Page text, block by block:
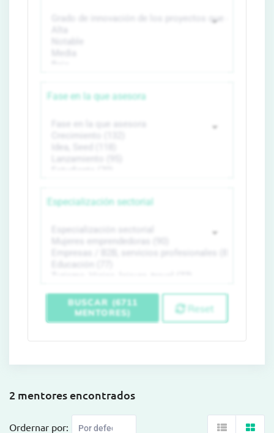
Fase en la que asesora
Especialización sectorial
BUSCAR (6711
MENTORES)
Reset
2 mentores encontrados
Ordernar por: